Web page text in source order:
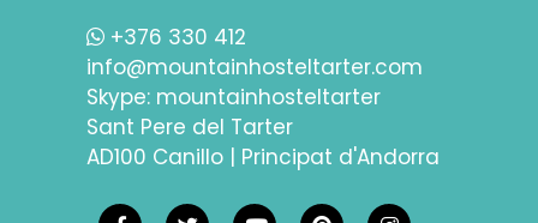
+376 330 412
info@mountainhosteltarter.com
Skype: mountainhosteltarter
Sant Pere del Tarter
AD100 Canillo | Principat d'Andorra